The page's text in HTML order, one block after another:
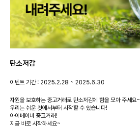
탄소저감
이벤트 기간 : 2025.2.28 ~ 2025.6.30
자원을 보호하는 중고거래로 탄소저감에 힘을 모아 주세요~
우리는 쉬운 것에서부터 시작할 수 있습니다!
아이베이비 중고거래!
지금 바로 시작하세요~